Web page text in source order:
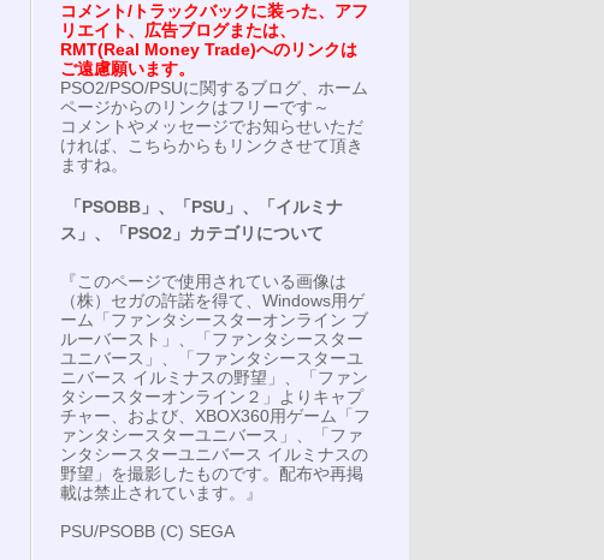
コメント/トラックバックに装った、アフ
リエイト、広告ブログまたは、
RMT(Real Money Trade)へのリンクは
ご遠慮願います。
PSO2/PSO/PSUに関するブログ、ホーム
ページからのリンクはフリーです～
コメントやメッセージでお知らせいただ
ければ、こちらからもリンクさせて頂き
ますね。
「PSOBB」、「PSU」、「イルミナ
ス」、「PSO2」カテゴリについて
『このページで使用されている画像は
（株）セガの許諾を得て、Windows用ゲ
ーム「ファンタシースターオンライン ブ
ルーバースト」、「ファンタシースター
ユニバース」、「ファンタシースターユ
ニバース イルミナスの野望」、「ファン
タシースターオンライン２」よりキャプ
チャー、および、XBOX360用ゲーム「フ
ァンタシースターユニバース」、「ファ
ンタシースターユニバース イルミナスの
野望」を撮影したものです。配布や再掲
載は禁止されています。』
PSU/PSOBB (C) SEGA